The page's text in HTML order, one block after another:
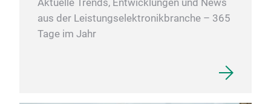
Aktuelle Trends, Entwicklungen und News
aus der Leistungselektronikbranche – 365
Tage im Jahr